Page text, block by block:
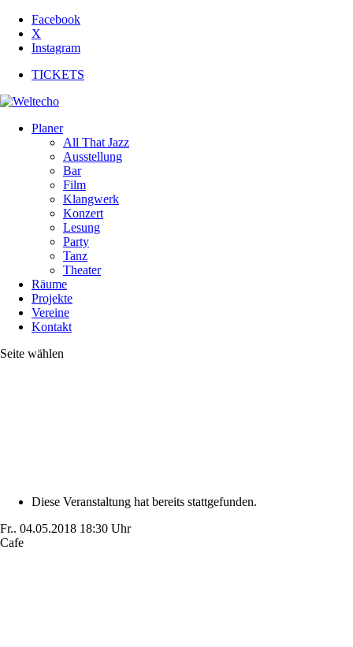
Facebook
X
Instagram
TICKETS
Planer
All That Jazz
Ausstellung
Bar
Film
Klangwerk
Konzert
Lesung
Party
Tanz
Theater
Räume
Projekte
Vereine
Kontakt
Seite wählen
Diese Veranstaltung hat bereits stattgefunden.
Fr.. 04.05.2018 18:30 Uhr
Cafe